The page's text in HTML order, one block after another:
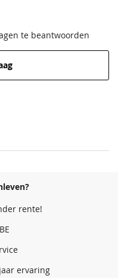
te beantwoorden
rente!
ervaring